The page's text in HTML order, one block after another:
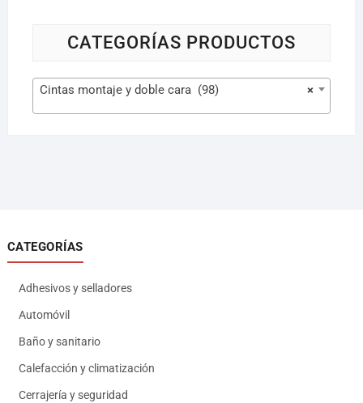
CATEGORÍAS PRODUCTOS
×
Cintas montaje y doble cara (98)
CATEGORÍAS
Adhesivos y selladores
Automóvil
Baño y sanitario
Calefacción y climatización
Cerrajería y seguridad